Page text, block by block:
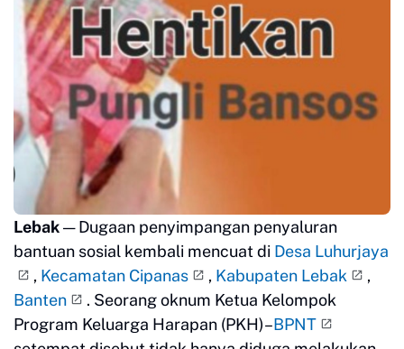
Lebak— Dugaan penyimpangan penyaluran
bantuan sosial kembali mencuat di Desa Luhurjaya
, Kecamatan Cipanas , Kabupaten Lebak
,
Banten
. Seorang oknum Ketua Kelompok
Program Keluarga Harapan (PKH)–BPNT